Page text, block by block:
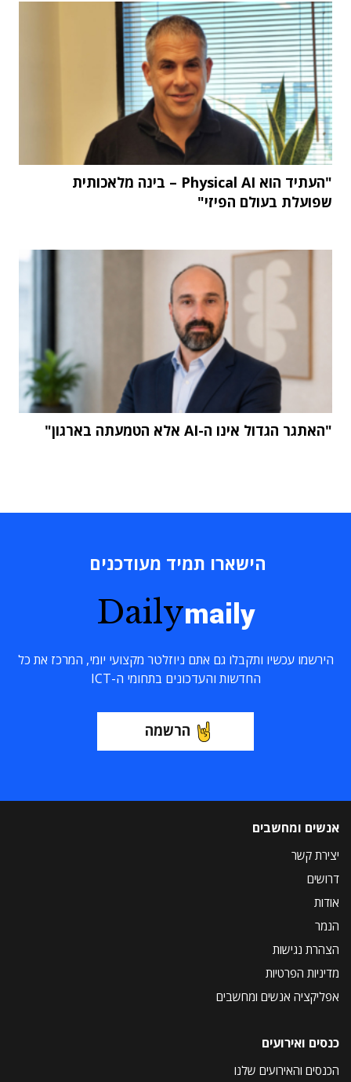
"העתיד הוא Physical AI – בינה מלאכותית
שפועלת בעולם הפיזי"
"האתגר הגדול אינו ה-AI אלא הטמעתה בארגון"
הישארו תמיד מעודכנים
Dailymaily
הירשמו עכשיו ותקבלו גם אתם ניוזלטר מקצועי יומי, המרכז את כל
החדשות והעדכונים בתחומי ה-ICT
הרשמה
אנשים ומחשבים
יצירת קשר
דרושים
אודות
הנמר
הצהרת נגישות
מדיניות הפרטיות
אפליקציה אנשים ומחשבים
כנסים ואירועים
הכנסים והאירועים שלנו